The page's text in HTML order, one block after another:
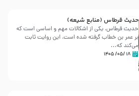
حدیث قرطاس (منابع شیعه)
حدیث قرطاس، یکی از اشکالات مهم و اساسی است که
بر عمر بن خطاب گرفته شده است، این روایت ثابت
می‌کند که...
۱۸ /۰۵/ ۱۴۰۵